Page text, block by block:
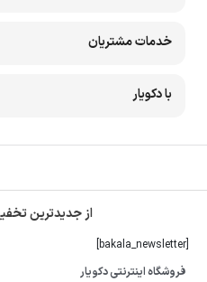
خدمات مشتریان
با دکویار
از جدیدترین
فروشگاه اینترنتی دکویار